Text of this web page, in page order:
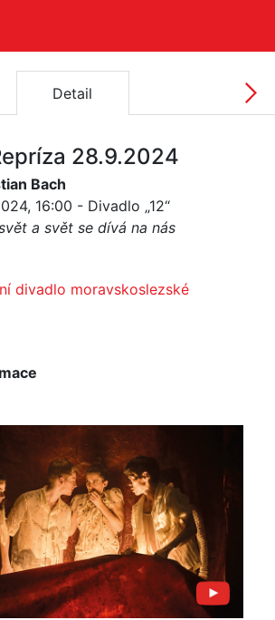
Detail
28.9.2024
Bach
16:00 - Divadlo „12“
a svět se dívá na nás
divadlo moravskoslezské